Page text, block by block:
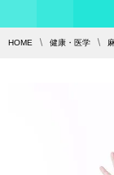
HOME 健康・医学